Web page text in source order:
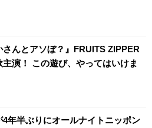
さんとアソぼ？』FRUITS ZIPPER
演！ この遊び、やってはいけま
4年半ぶりにオールナイトニッポン